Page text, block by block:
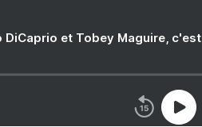
DiCaprio et Tobey Maguire,